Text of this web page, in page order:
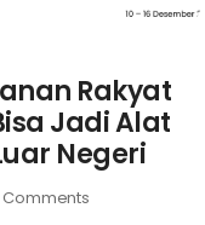
Rakyat
Jadi Alat
Negeri
Comments